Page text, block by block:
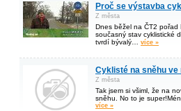
Proč se výstavba
Z města
Dnes běžel na ČT2 pořad
současný stav cyklistické
tvrdí bývalý… více »
Cyklisté na sněhu ve
Z města
Tak jsem si všiml, že na
sněhu. No to je
více »